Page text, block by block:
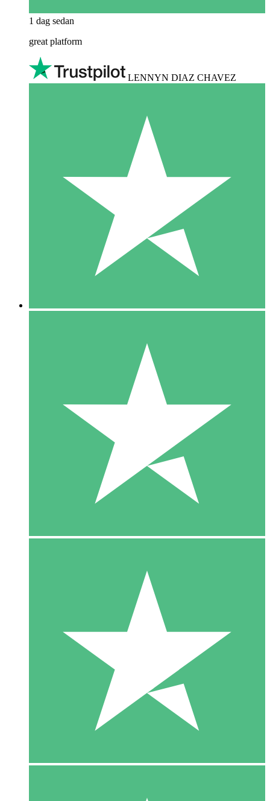
1 dag sedan
great platform
LENNYN DIAZ CHAVEZ